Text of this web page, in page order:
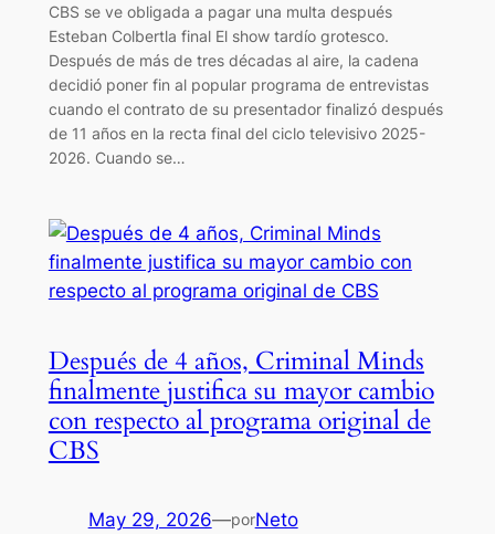
CBS se ve obligada a pagar una multa después
Esteban Colbertla final El show tardío grotesco.
Después de más de tres décadas al aire, la cadena
decidió poner fin al popular programa de entrevistas
cuando el contrato de su presentador finalizó después
de 11 años en la recta final del ciclo televisivo 2025-
2026. Cuando se…
Después de 4 años, Criminal Minds
finalmente justifica su mayor cambio
con respecto al programa original de
CBS
May 29, 2026—porNeto